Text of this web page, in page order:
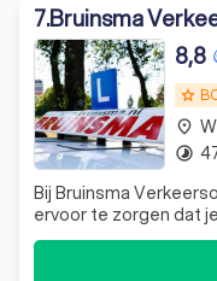
7.Bruinsma
grade
8,8
Bij Bruinsma
ervoor te zorgen dat
snel en verantwoord
instructeurs, goed
place
timelapse